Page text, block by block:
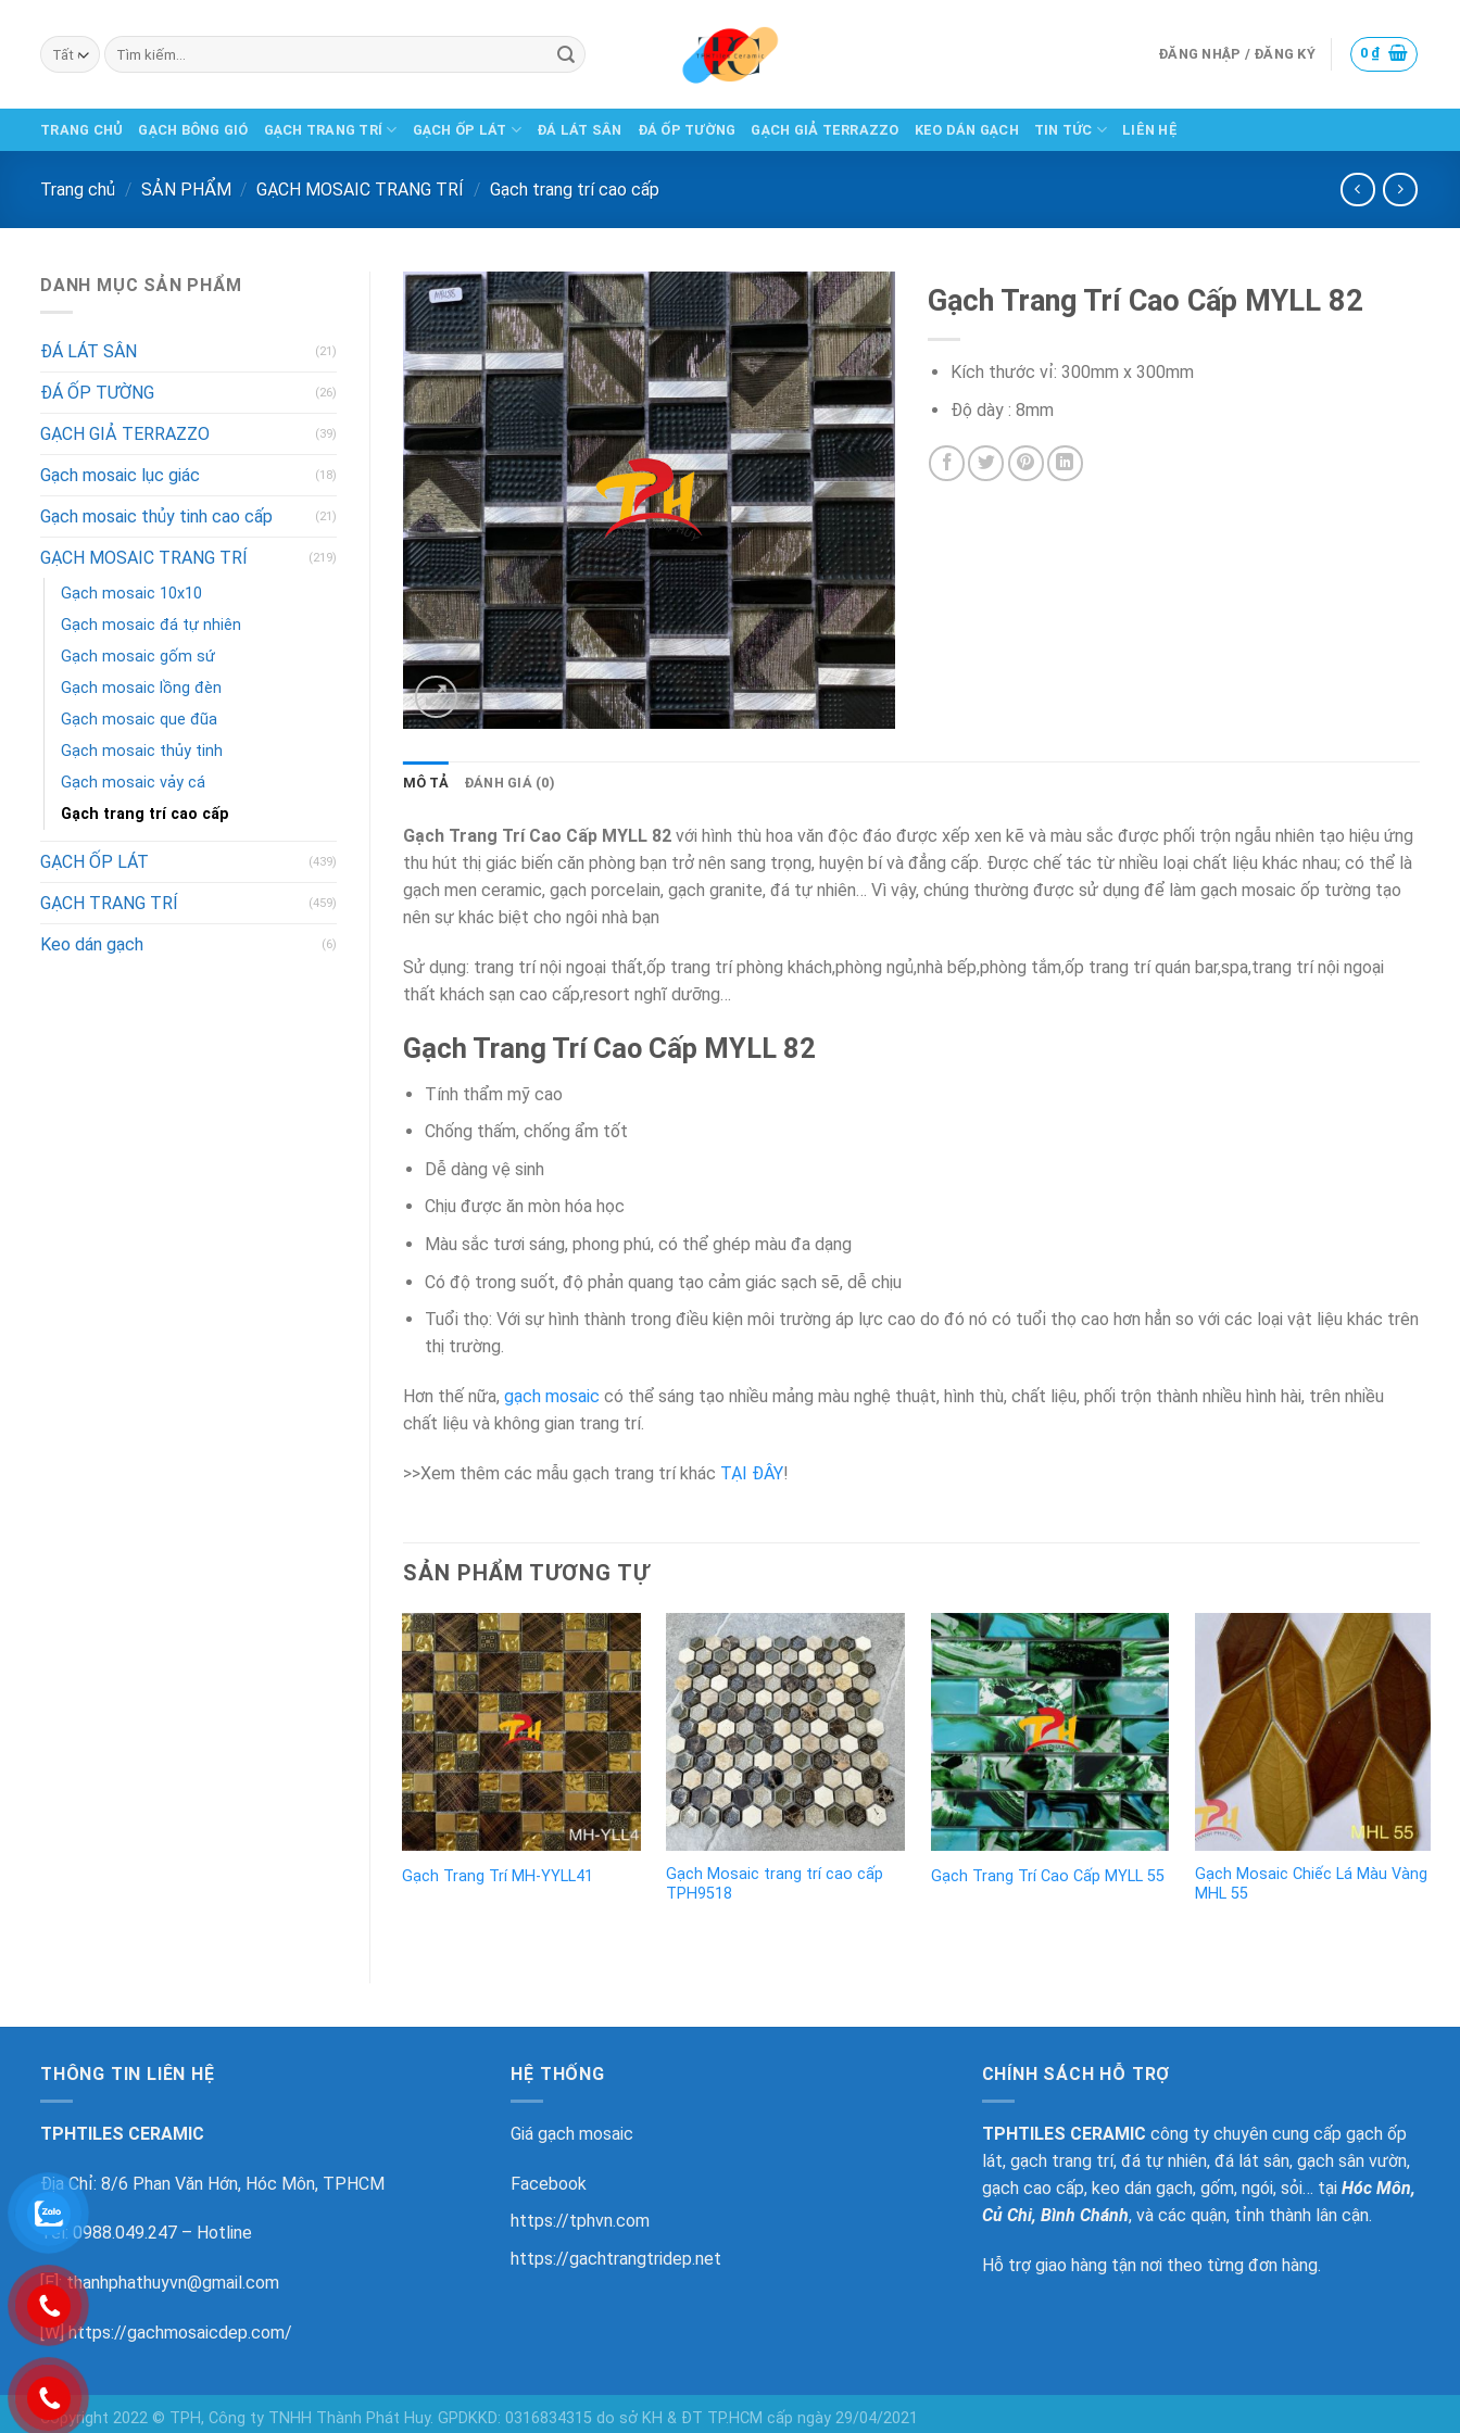
Tìm
kiếm:
ĐĂNG NHẬP / ĐĂNG KÝ 0 ₫
TRANG CHỦ GẠCH BÔNG GIÓ GẠCH TRANG TRÍ GẠCH ỐP LÁT ĐÁ LÁT SÂN ĐÁ ỐP TƯỜNG GẠCH GIẢ TERRAZZO KEO DÁN GẠCH TIN TỨC LIÊN HỆ
Trang chủ / SẢN PHẨM / GẠCH MOSAIC TRANG TRÍ / Gạch trang trí cao cấp
DANH MỤC SẢN PHẨM
ĐÁ LÁT SÂN (21)
ĐÁ ỐP TƯỜNG (26)
GẠCH GIẢ TERRAZZO (39)
Gạch mosaic lục giác (18)
Gạch mosaic thủy tinh cao cấp (21)
GẠCH MOSAIC TRANG TRÍ (219)
Gạch mosaic 10x10
Gạch mosaic đá tự nhiên
Gạch mosaic gốm sứ
Gạch mosaic lồng đèn
Gạch mosaic que đũa
Gạch mosaic thủy tinh
Gạch mosaic vảy cá
Gạch trang trí cao cấp
GẠCH ỐP LÁT (439)
GẠCH TRANG TRÍ (459)
Keo dán gạch (6)
Gạch Trang Trí Cao Cấp MYLL 82
Kích thước vỉ: 300mm x 300mm
Độ dày : 8mm
MÔ TẢ ĐÁNH GIÁ (0)
Gạch Trang Trí Cao Cấp MYLL 82với hình thù hoa văn độc đáo được xếp xen kẽ và màu sắc được phối trộn ngẫu nhiên tạo hiệu ứng
thu hút thị giác biến căn phòng bạn trở nên sang trọng, huyện bí và đẳng cấp. Được chế tác từ nhiều loại chất liệu khác nhau; có thể là
gạch men ceramic, gạch porcelain, gạch granite, đá tự nhiên… Vì vậy, chúng thường được sử dụng để làm gạch mosaic ốp tường tạo
nên sự khác biệt cho ngôi nhà bạn
Sử dụng: trang trí nội ngoại thất,ốp trang trí phòng khách,phòng ngủ,nhà bếp,phòng tắm,ốp trang trí quán bar,spa,trang trí nội ngoại
thất khách sạn cao cấp,resort nghĩ dưỡng…
Gạch Trang Trí Cao Cấp MYLL 82
Tính thẩm mỹ cao
Chống thấm, chống ẩm tốt
Dễ dàng vệ sinh
Chịu được ăn mòn hóa học
Màu sắc tươi sáng, phong phú, có thể ghép màu đa dạng
Có độ trong suốt, độ phản quang tạo cảm giác sạch sẽ, dễ chịu
Tuổi thọ: Với sự hình thành trong điều kiện môi trường áp lực cao do đó nó có tuổi thọ cao hơn hẳn so với các loại vật liệu khác trên
thị trường.
Hơn thế nữa, gạch mosaic có thể sáng tạo nhiều mảng màu nghệ thuật, hình thù, chất liệu, phối trộn thành nhiều hình hài, trên nhiều
chất liệu và không gian trang trí.
>>Xem thêm các mẫu gạch trang trí khác TẠI ĐÂY!
SẢN PHẨM TƯƠNG TỰ
Gạch Trang Trí MH-YYLL41
Gạch Mosaic trang trí cao cấp
TPH9518
Gạch Trang Trí Cao Cấp MYLL 55
Gạch Mosaic Chiếc Lá Màu Vàng
MHL 55
THÔNG TIN LIÊN HỆ
TPHTILES CERAMIC
Địa Chỉ: 8/6 Phan Văn Hớn, Hóc Môn, TPHCM
Tel: 0988.049.247 – Hotline
[E]: thanhphathuyvn@gmail.com
[W]https://gachmosaicdep.com/
HỆ THỐNG
Giá gạch mosaic
Facebook
https://tphvn.com
https://gachtrangtridep.net
CHÍNH SÁCH HỖ TRỢ
TPHTILES CERAMIC công ty chuyên cung cấp gạch ốp
lát, gạch trang trí, đá tự nhiên, đá lát sân, gạch sân vườn,
gạch cao cấp, keo dán gạch, gốm, ngói, sỏi… tại Hóc Môn,
Củ Chi, Bình Chánh, và các quận, tỉnh thành lân cận.
Hỗ trợ giao hàng tận nơi theo từng đơn hàng.
Copyright 2022 © TPH, Công ty TNHH Thành Phát Huy. GPDKKD: 0316834315 do sở KH & ĐT TP.HCM cấp ngày 29/04/2021